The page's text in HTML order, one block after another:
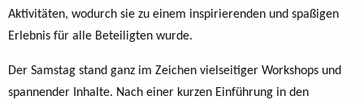
Aktivitäten, wodurch sie zu einem inspirierenden und spaßigen
Erlebnis für alle Beteiligten wurde.
Der Samstag stand ganz im Zeichen vielseitiger Workshops und
spannender Inhalte. Nach einer kurzen Einführung in den